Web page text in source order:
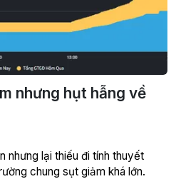
nhưng hụt hẫng về
nhưng lại thiếu đi tính thuyết
chung sụt giảm khá lớn.